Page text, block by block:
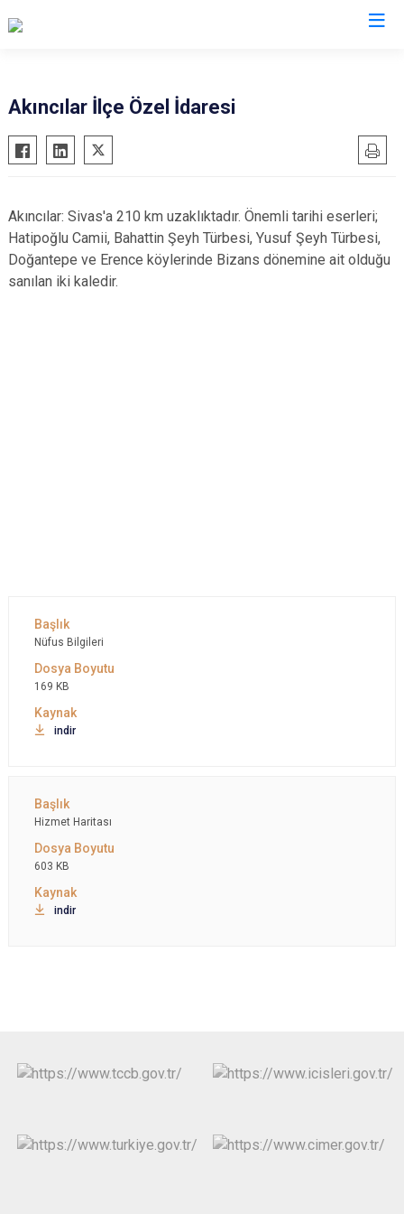
Akıncılar İlçe Özel İdaresi
Akıncılar: Sivas'a 210 km uzaklıktadır. Önemli tarihi eserleri;
Hatipoğlu Camii, Bahattin Şeyh Türbesi, Yusuf Şeyh Türbesi,
Doğantepe ve Erence köylerinde Bizans dönemine ait olduğu
sanılan iki kaledir.
Nüfus Bilgileri
169 KB
indir
Hizmet Haritası
603 KB
indir